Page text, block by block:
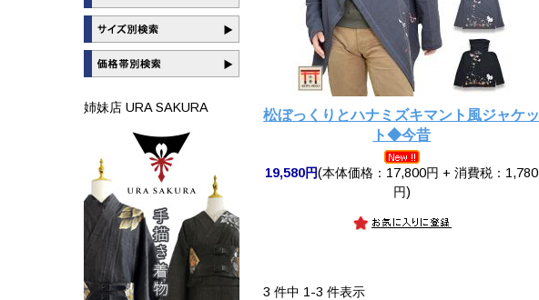
姉妹店 URA SAKURA
松ぼっくりとハナミズキマント風ジャケッ
ト◆今昔
19,580円(本体価格：17,800円 + 消費税：1,780
円)
3 件中 1-3 件表示